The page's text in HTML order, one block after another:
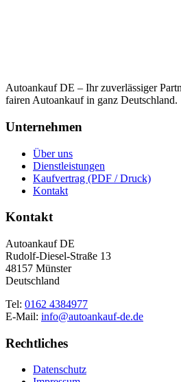
Autoankauf DE – Ihr zuverlässiger
fairen Autoankauf in ganz Deutschland.
Unternehmen
Über uns
Dienstleistungen
Kaufvertrag (PDF / Druck)
Kontakt
Kontakt
Autoankauf DE
Rudolf-Diesel-Straße 13
48157 Münster
Deutschland
Tel: 0162 4384977
E-Mail: info@autoankauf-de.de
Rechtliches
Datenschutz